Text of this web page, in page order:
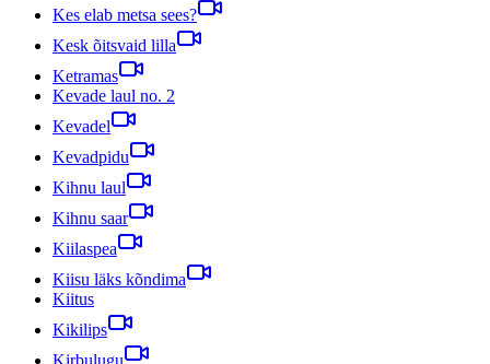
Kes elab metsa sees?
Kesk õitsvaid lilla
Ketramas
Kevade laul no. 2
Kevadel
Kevadpidu
Kihnu laul
Kihnu saar
Kiilaspea
Kiisu läks kõndima
Kiitus
Kikilips
Kirbulugu